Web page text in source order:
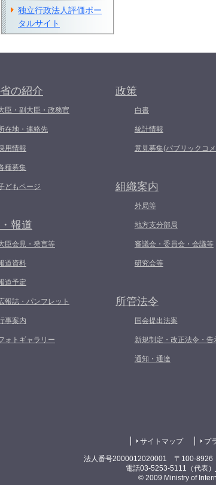
独立行政法人評価ポー
タルサイト
の紹介
臣・副大臣・政務官
在地・連絡先
用情報
種募集
どもページ
報道
臣会見・発言等
道資料
道予定
報誌・パンフレット
事案内
ォトギャラリー
政策
白書
統計情報
意見募集(パブリックコメ
組織案内
外局等
地方支分部局
審議会・委員会・会議等
研究会等
所管法令
国会提出法案
新規制定・改正法令・告
通知・通達
サイトマップ プ
法人番号2000012020001 〒100-8926
電話03-5253-5111（代表）
© 2009 Ministry of